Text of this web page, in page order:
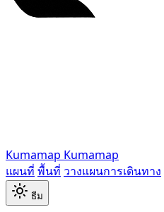
Kumamap Kumamap
แผนที่ พื้นที่ วางแผนการเดินทาง
ธีม